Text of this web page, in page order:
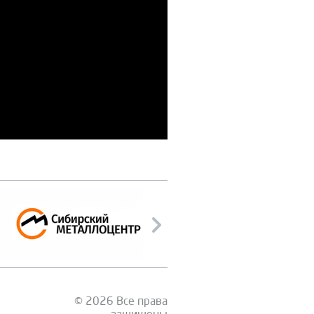
© 2026 Все права